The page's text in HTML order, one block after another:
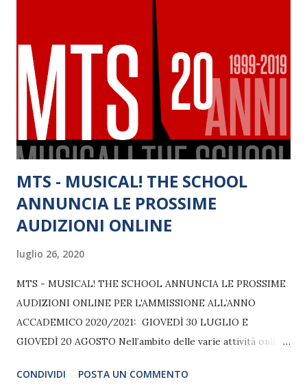
straordinari Mariachiara Grasso eStefano Rufini, la regia è
curata da Francesco Branchetti, le musiche sono di Pino
Cangialosi.
MTS - MUSICAL! THE SCHOOL
ANNUNCIA LE PROSSIME
AUDIZIONI ONLINE
luglio 26, 2020
MTS - MUSICAL! THE SCHOOL ANNUNCIA LE PROSSIME
AUDIZIONI ONLINE PER L'AMMISSIONE ALL’ANNO
ACCADEMICO 2020/2021: GIOVEDÌ 30 LUGLIO E
GIOVEDÌ 20 AGOSTO Nell’ambito delle varie attività online
esigenze dettate dall’attuale situazione, l’Accademia
CONDIVIDI
POSTA UN COMMENTO